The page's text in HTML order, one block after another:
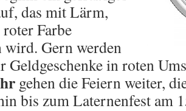
das mit Lärm,
Farbe
wird. Gern werden
Geldgeschenke in roten
gehen die Feiern weiter,
bis zum Laternenfest am